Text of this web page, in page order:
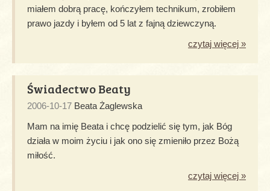
miałem dobrą pracę, kończyłem technikum, zrobiłem
prawo jazdy i byłem od 5 lat z fajną dziewczyną.
czytaj więcej »
Świadectwo Beaty
2006-10-17 Beata Żaglewska
Mam na imię Beata i chcę podzielić się tym, jak Bóg
działa w moim życiu i jak ono się zmieniło przez Bożą
miłość.
czytaj więcej »